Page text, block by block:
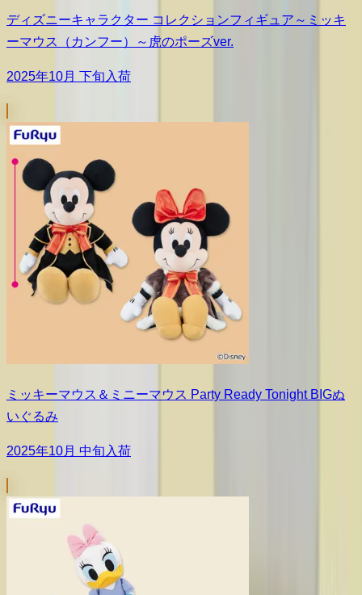
ディズニーキャラクター コレクションフィギュア～ミッキ
ーマウス（カンフー）～虎のポーズver.
2025年10月 下旬入荷
ミッキーマウス＆ミニーマウス Party Ready Tonight BIGぬ
いぐるみ
2025年10月 中旬入荷